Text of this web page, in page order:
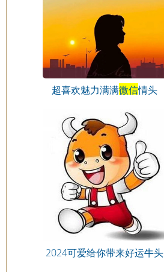
超喜欢魅力满满微信情头
2024可爱给你带来好运牛头